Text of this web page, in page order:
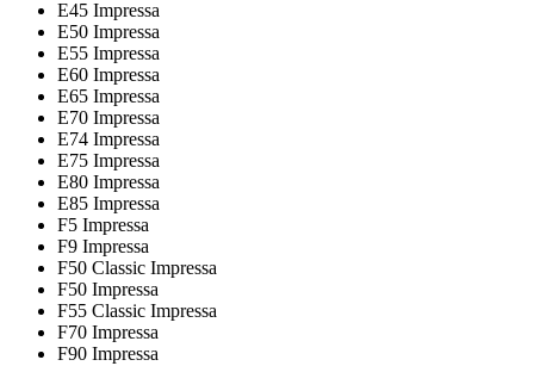
E45 Impressa
E50 Impressa
E55 Impressa
E60 Impressa
E65 Impressa
E70 Impressa
E74 Impressa
E75 Impressa
E80 Impressa
E85 Impressa
F5 Impressa
F9 Impressa
F50 Classic Impressa
F50 Impressa
F55 Classic Impressa
F70 Impressa
F90 Impressa